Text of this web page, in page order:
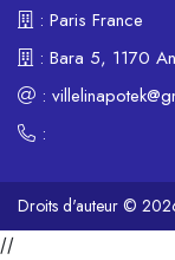
: Paris France
: Bara 5, 1170
:
:
Droits d'auteur ©
//